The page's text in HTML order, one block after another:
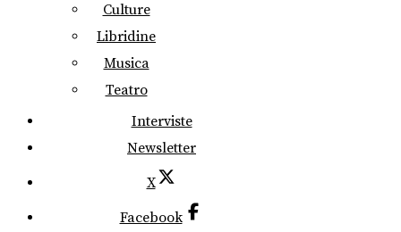
Culture
Libridine
Musica
Teatro
Interviste
Newsletter
X
Facebook